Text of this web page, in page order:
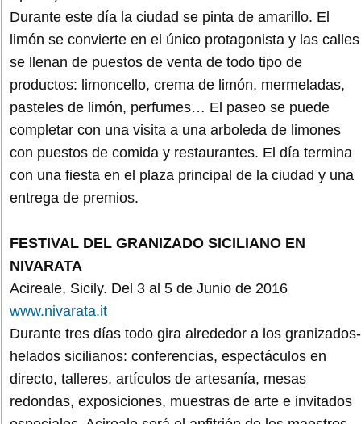
Durante este día la ciudad se pinta de amarillo. El
limón se convierte en el único protagonista y las calles
se llenan de puestos de venta de todo tipo de
productos: limoncello, crema de limón, mermeladas,
pasteles de limón, perfumes… El paseo se puede
completar con una visita a una arboleda de limones
con puestos de comida y restaurantes. El día termina
con una fiesta en el plaza principal de la ciudad y una
entrega de premios.
FESTIVAL DEL GRANIZADO SICILIANO EN
NIVARATA
Acireale, Sicily. Del 3 al 5 de Junio de 2016
www.nivarata.it
Durante tres días todo gira alrededor a los granizados-
helados sicilianos: conferencias, espectáculos en
directo, talleres, artículos de artesanía, mesas
redondas, exposiciones, muestras de arte e invitados